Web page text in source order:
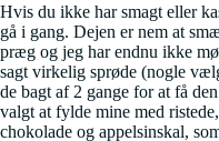
Hvis du ikke har smagt eller
gå i gang. Dejen er nem at
præg og jeg har endnu ikke
sagt virkelig sprøde (nogle
de bagt af 2 gange for at få
valgt at fylde mine med
chokolade og appelsinskal,